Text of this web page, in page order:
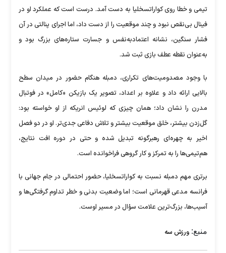
تیمی و خطا روی کواراتسخلیا به دست آمد. درست است که عملکرد او در
فینال بی‌نقص نبود و چند موقعیت را از دست داد، اما اجرای پنالتی در آن
فشار سنگین، نشانه اعتمادبه‌نفس و جسارت ستاره‌های بزرگ بود و
به‌عنوان نقطه عطف بازی ثبت شد.
با وجود مصدومیت‌های تکراری، دمبله هنگام حضور در میدان سطح
بالایی ارائه داد و علاوه بر اعداد، تصویر یک بازیکن «کامل» در فوتبال
مدرن را نشان داد؛ همان چیزی که لوئیس انریکه از او خواسته بود:
گل‌زدن بیشتر، خلق موقعیت بیشتر و تلاش دفاعی جدی‌تر. او در دو فصل
اخیر به چهره‌ای رهبرگونه تبدیل شده و حتی در دوره افت نتایج،
هم‌تیمی‌ها را به تمرکز و کار گروهی فراخوانده است.
برتری مهم دمبله نسبت به کواراتسخلیا، حضور احتمالی در جام جهانی با
فرانسه مدعی قهرمانی است؛ اما وضعیت بدنی و خطر تداوم گرفتگی‌ها و
آسیب‌ها، بزرگ‌ترین علامت سؤال در مسیر اوست.
منبع: ورزش سه